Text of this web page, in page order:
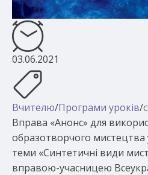
03.06.2021
Вчителю/Програми уроків/
Вправа «Анонс» для
образотворчого мистецтва
теми «Синтетичні види
вправою-учасницею